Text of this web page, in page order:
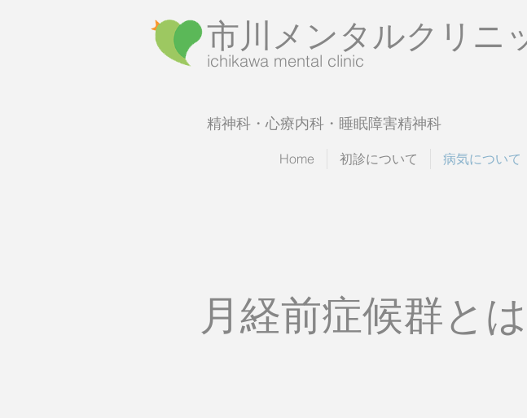
市川メンタルクリニ
​ichikawa mental clinic
精神科・心療内科・睡眠障害精神科
Home 初診について 病気について
月経前症候群とは